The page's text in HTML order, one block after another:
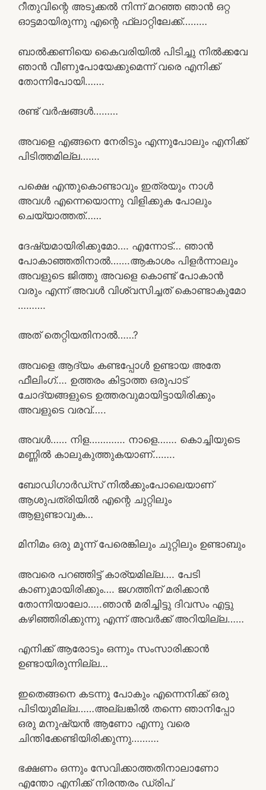
റീതുവിന്റെ അടുക്കൽ നിന്ന് മറഞ്ഞ ഞാൻ ഒറ്റ
ഓട്ടമായിരുന്നു എന്റെ ഫ്ലാറ്റിലേക്ക്………
ബാൽക്കണിയെ കൈവരിയിൽ പിടിച്ചു നിൽക്കവേ
ഞാൻ വീണുപോയേക്കുമെന്ന് വരെ എനിക്ക്
തോന്നിപോയി…….
രണ്ട് വർഷങ്ങൾ………
അവളെ എങ്ങനെ നേരിടും എന്നുപോലും എനിക്ക്
പിടിത്തമില്ല…….
പക്ഷെ എന്തുകൊണ്ടാവും ഇത്രയും നാൾ
അവൾ എന്നെയൊന്നു വിളിക്കുക പോലും
ചെയ്യാത്തത്……
ദേഷ്യമായിരിക്കുമോ…. എന്നോട്… ഞാൻ
പോകാഞ്ഞതിനാൽ…….ആകാശം പിളർന്നാലും
അവളുടെ ജിത്തു അവളെ കൊണ്ട് പോകാൻ
വരും എന്ന് അവൾ വിശ്വസിച്ചത് കൊണ്ടാകുമോ
……….
അത് തെറ്റിയതിനാൽ……?
അവളെ ആദ്യം കണ്ടപ്പോൾ ഉണ്ടായ അതേ
ഫീലിംഗ്…. ഉത്തരം കിട്ടാത്ത ഒരുപാട്
ചോദ്യങ്ങളുടെ ഉത്തരവുമായിട്ടായിരിക്കും
അവളുടെ വരവ്…..
അവൾ…… നിള…………. നാളെ……. കൊച്ചിയുടെ
മണ്ണിൽ കാലുകുത്തുകയാണ്……..
ബോഡിഗാർഡ്സ് നിൽക്കുംപോലെയാണ്
ആശുപത്രിയിൽ എന്റെ ചുറ്റിലും
ആളുണ്ടാവുക…
മിനിമം ഒരു മൂന്ന് പേരെങ്കിലും ചുറ്റിലും ഉണ്ടാബും
അവരെ പറഞ്ഞിട്ട് കാര്യമില്ല…. പേടി
കാണുമായിരിക്കും…. ജഗത്തിന് മരിക്കാൻ
തോന്നിയാലോ…..ഞാൻ മരിച്ചിട്ടു ദിവസം എട്ടു
കഴിഞ്ഞിരിക്കുന്നു എന്ന് അവർക്ക് അറിയില്ല……
എനിക്ക് ആരോടും ഒന്നും സംസാരിക്കാൻ
ഉണ്ടായിരുന്നില്ല…
ഇതെങ്ങനെ കടന്നു പോകും എന്നെനിക്ക് ഒരു
പിടിയുമില്ല……അല്ലങ്കിൽ തന്നെ ഞാനിപ്പോ
ഒരു മനുഷ്യൻ ആണോ എന്നു വരെ
ചിന്തിക്കേണ്ടിയിരിക്കുന്നു……….
ഭക്ഷണം ഒന്നും സേവിക്കാത്തതിനാലാണോ
എന്തോ എനിക്ക് നിരന്തരം ഡ്രിപ്